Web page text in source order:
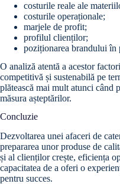
costurile reale ale
costurile operaționale;
marjele de profit;
profilul clienților;
poziționarea brandului în
O analiză atentă a acestor
competitivă și sustenabilă pe
plătească mai mult atunci când
măsura așteptărilor.
Concluzie
Dezvoltarea unei afaceri de
prepararea unor produse de
și al clienților crește, eficiența
capacitatea de a oferi o
pentru succes.